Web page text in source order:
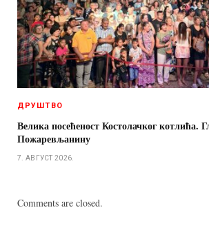
ДРУШТВО
Велика посећеност Костолачког котлића.
Пожаревљанину
7. АВГУСТ 2026.
Comments are closed.